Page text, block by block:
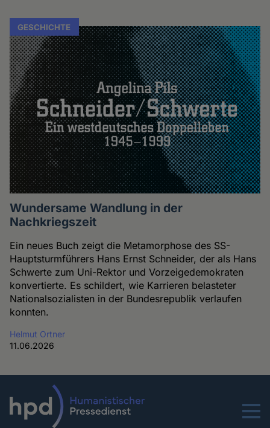
GESCHICHTE
Wundersame Wandlung in der
Nachkriegszeit
Ein neues Buch zeigt die Metamorphose des SS-
Hauptsturmführers Hans Ernst Schneider, der als Hans
Schwerte zum Uni-Rektor und Vorzeigedemokraten
konvertierte. Es schildert, wie Karrieren belasteter
Nationalsozialisten in der Bundesrepublik verlaufen
konnten.
Helmut Ortner
11.06.2026
Menu